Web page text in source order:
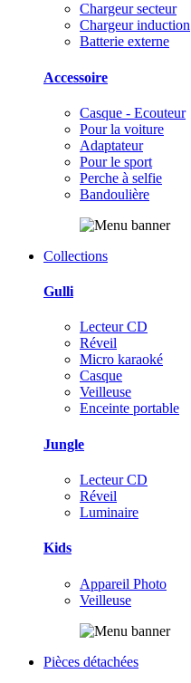
Chargeur secteur
Chargeur induction
Batterie externe
Accessoire
Casque - Ecouteur
Pour la voiture
Adaptateur
Pour le sport
Perche à selfie
Bandoulière
Collections
Gulli
Lecteur CD
Réveil
Micro karaoké
Casque
Veilleuse
Enceinte portable
Jungle
Lecteur CD
Réveil
Luminaire
Kids
Appareil Photo
Veilleuse
Pièces détachées